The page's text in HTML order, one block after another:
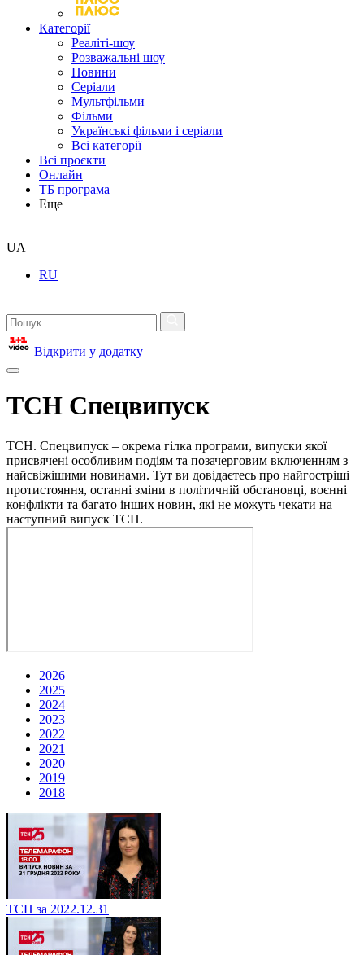
Категорії
Реаліті-шоу
Розважальні шоу
Новини
Серіали
Мультфільми
Фільми
Українські фільми і серіали
Всі категорії
Всі проєкти
Онлайн
ТБ програма
Еще
UA
RU
Відкрити у додатку
ТСН Спецвипуск
ТСН. Спецвипуск – окрема гілка програми, випуски якої
присвячені особливим подіям та позачерговим включенням з
найсвіжішими новинами. Тут ви довідаєтесь про найгостріші
протистояння, останні зміни в політичній обстановці, воєнні
конфлікти та багато інших новин, які не можуть чекати на
наступний випуск ТСН.
2026
2025
2024
2023
2022
2021
2020
2019
2018
ТСН за 2022.12.31